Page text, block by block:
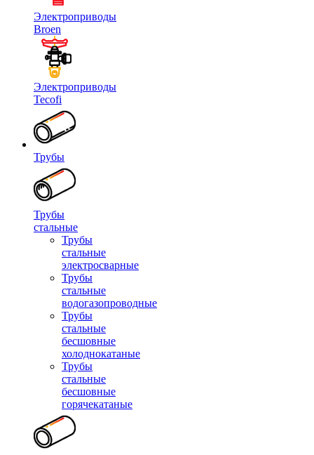
Электроприводы
Broen
Электроприводы
Tecofi
Трубы
Трубы
стальные
Трубы
стальные
электросварные
Трубы
стальные
водогазопроводные
Трубы
стальные
бесшовные
холоднокатаные
Трубы
стальные
бесшовные
горячекатаные